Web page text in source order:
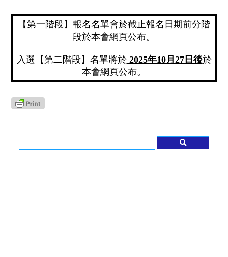
【第一階段】報名名單會於截止報名日期前分階
段於本會網頁公布。
入選【第二階段】名單將於2025年10月27日後於
本會網頁公布。